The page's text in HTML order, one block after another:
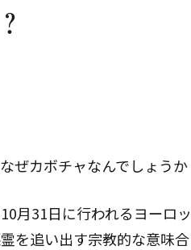
ぜカボチャなんでしょう
月31日に行われるヨーロ
を追い出す宗教的な意味合